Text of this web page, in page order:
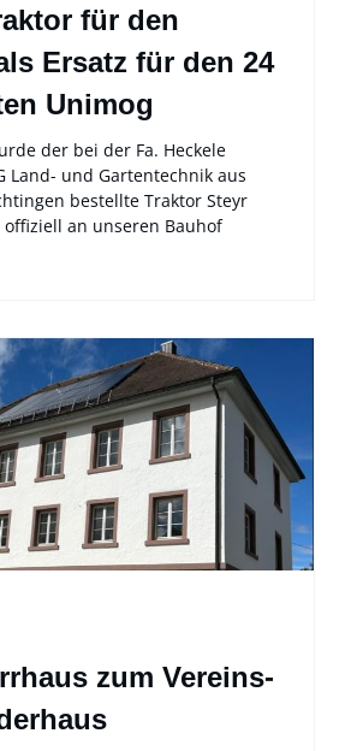
für den
Ersatz für den 24
Unimog
der bei der Fa. Heckele
Land- und Gartentechnik aus
bestellte Traktor Steyr
offiziell an unseren Bauhof
zum Vereins-